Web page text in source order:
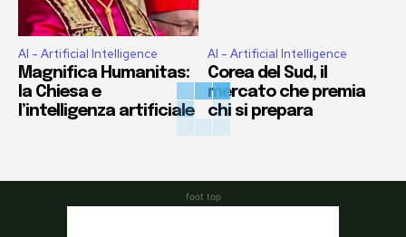
AI - Artificial Intelligence
Magnifica Humanitas:
la Chiesa e
l’intelligenza artificiale
AI - Artificial Intelligence
Corea del Sud, il
mercato che premia
chi si prepara
foot top